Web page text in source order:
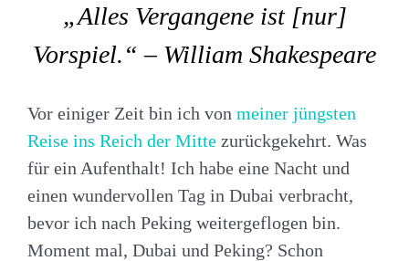
„Alles Vergangene ist [nur]
Vorspiel.“ – William Shakespeare
Vor einiger Zeit bin ich von meiner jüngsten
Reise ins Reich der Mitte zurückgekehrt. Was
für ein Aufenthalt! Ich habe eine Nacht und
einen wundervollen Tag in Dubai verbracht,
bevor ich nach Peking weitergeflogen bin.
Moment mal, Dubai und Peking? Schon